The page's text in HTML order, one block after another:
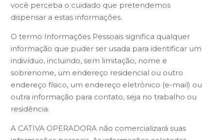
você perceba o cuidado que pretendemos
dispensar a estas informações.
O termo Informações Pessoais significa qualquer
informação que puder ser usada para identificar um
indivíduo, incluindo, sem limitação, nome e
sobrenome, um endereço residencial ou outro
endereço físico, um endereço eletrônico (e-mail) ou
outra informação para contato, seja no trabalho ou
residência.
A CATIVA OPERADORA não comercializará suas